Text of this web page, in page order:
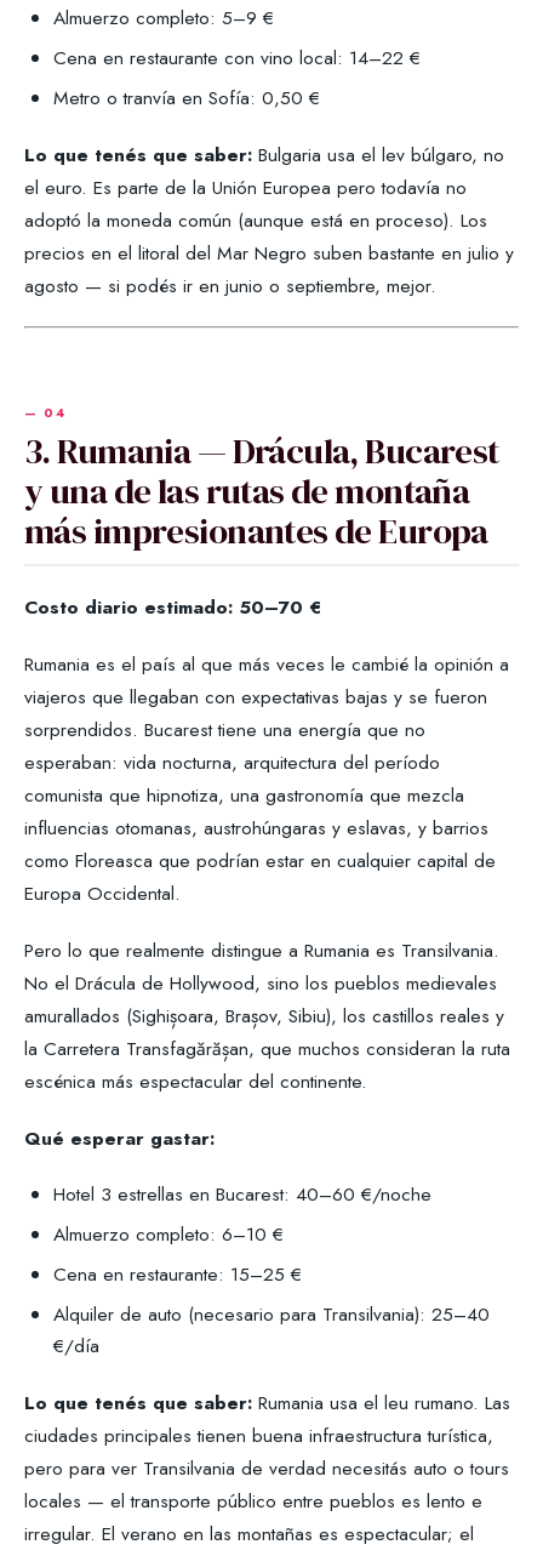
Almuerzo completo: 5–9 €
Cena en restaurante con vino local: 14–22 €
Metro o tranvía en Sofía: 0,50 €
Lo que tenés que saber: Bulgaria usa el lev búlgaro, no
el euro. Es parte de la Unión Europea pero todavía no
adoptó la moneda común (aunque está en proceso). Los
precios en el litoral del Mar Negro suben bastante en julio y
agosto — si podés ir en junio o septiembre, mejor.
3. Rumania — Drácula, Bucarest
y una de las rutas de montaña
más impresionantes de Europa
Costo diario estimado: 50–70 €
Rumania es el país al que más veces le cambié la opinión a
viajeros que llegaban con expectativas bajas y se fueron
sorprendidos. Bucarest tiene una energía que no
esperaban: vida nocturna, arquitectura del período
comunista que hipnotiza, una gastronomía que mezcla
influencias otomanas, austrohúngaras y eslavas, y barrios
como Floreasca que podrían estar en cualquier capital de
Europa Occidental.
Pero lo que realmente distingue a Rumania es Transilvania.
No el Drácula de Hollywood, sino los pueblos medievales
amurallados (Sighișoara, Brașov, Sibiu), los castillos reales y
la Carretera Transfagărășan, que muchos consideran la ruta
escénica más espectacular del continente.
Qué esperar gastar:
Hotel 3 estrellas en Bucarest: 40–60 €/noche
Almuerzo completo: 6–10 €
Cena en restaurante: 15–25 €
Alquiler de auto (necesario para Transilvania): 25–40
€/día
Lo que tenés que saber: Rumania usa el leu rumano. Las
ciudades principales tienen buena infraestructura turística,
pero para ver Transilvania de verdad necesitás auto o tours
locales — el transporte público entre pueblos es lento e
irregular. El verano en las montañas es espectacular; el